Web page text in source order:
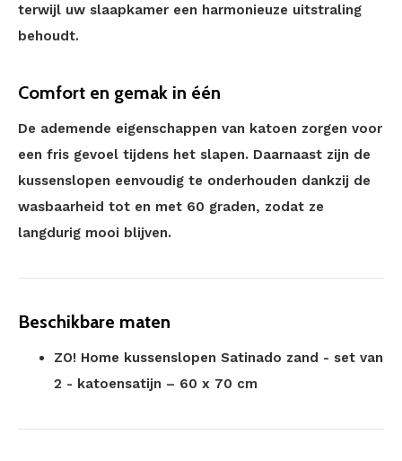
terwijl uw slaapkamer een harmonieuze uitstraling
behoudt.
Comfort en gemak in één
De ademende eigenschappen van katoen zorgen voor
een fris gevoel tijdens het slapen. Daarnaast zijn de
kussenslopen eenvoudig te onderhouden dankzij de
wasbaarheid tot en met 60 graden, zodat ze
langdurig mooi blijven.
Beschikbare maten
ZO! Home kussenslopen Satinado zand - set van
2 - katoensatijn – 60 x 70 cm